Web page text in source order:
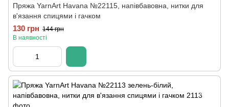
Пряжа YarnArt Havana №22115, напівбавовна, нитки для
в'язання спицями і гачком
130 грн 144 грн
В наявності